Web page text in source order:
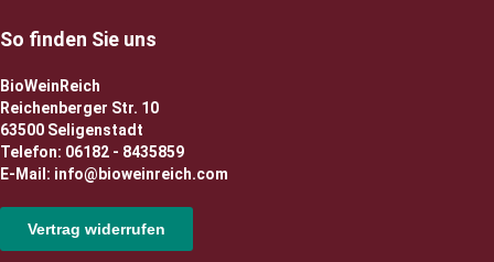
So finden Sie uns
BioWeinReich
Reichenberger Str. 10
63500 Seligenstadt
Telefon: 06182 - 8435859
E-Mail: info@bioweinreich.com
Vertrag widerrufen